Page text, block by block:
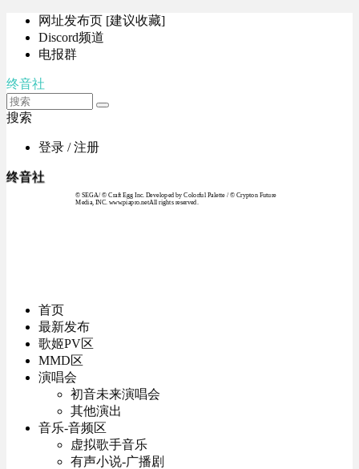
网址发布页 [建议收藏]
Discord频道
电报群
终音社
搜索
登录 / 注册
终音社
© SEGA / © Craft Egg Inc. Developed by Colorful Palette / © Crypton Future
Media, INC. www.piapro.netAll rights reserved.
首页
最新发布
歌姬PV区
MMD区
演唱会
初音未来演唱会
其他演出
音乐-音频区
虚拟歌手音乐
有声小说-广播剧